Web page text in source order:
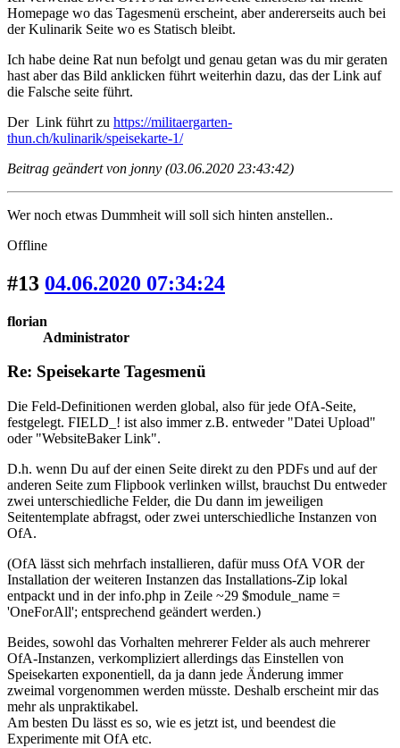
Homepage wo das Tagesmenü erscheint, aber andererseits auch bei
der Kulinarik Seite wo es Statisch bleibt.
Ich habe deine Rat nun befolgt und genau getan was du mir geraten
hast aber das Bild anklicken führt weiterhin dazu, das der Link auf
die Falsche seite führt.
Der Link führt zu https://militaergarten-
thun.ch/kulinarik/speisekarte-1/
Beitrag geändert von jonny (03.06.2020 23:43:42)
Wer noch etwas Dummheit will soll sich hinten anstellen..
Offline
#13 04.06.2020 07:34:24
florian
Administrator
Re: Speisekarte Tagesmenü
Die Feld-Definitionen werden global, also für jede OfA-Seite,
festgelegt. FIELD_! ist also immer z.B. entweder "Datei Upload"
oder "WebsiteBaker Link".
D.h. wenn Du auf der einen Seite direkt zu den PDFs und auf der
anderen Seite zum Flipbook verlinken willst, brauchst Du entweder
zwei unterschiedliche Felder, die Du dann im jeweiligen
Seitentemplate abfragst, oder zwei unterschiedliche Instanzen von
OfA.
(OfA lässt sich mehrfach installieren, dafür muss OfA VOR der
Installation der weiteren Instanzen das Installations-Zip lokal
entpackt und in der info.php in Zeile ~29 $module_name =
'OneForAll'; entsprechend geändert werden.)
Beides, sowohl das Vorhalten mehrerer Felder als auch mehrerer
OfA-Instanzen, verkompliziert allerdings das Einstellen von
Speisekarten exponentiell, da ja dann jede Änderung immer
zweimal vorgenommen werden müsste. Deshalb erscheint mir das
mehr als unpraktikabel.
Am besten Du lässt es so, wie es jetzt ist, und beendest die
Experimente mit OfA etc.